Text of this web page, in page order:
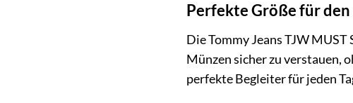
Perfekte Größe für
Die Tommy Jeans TJW
Münzen sicher zu verstauen,
perfekte Begleiter für jeden